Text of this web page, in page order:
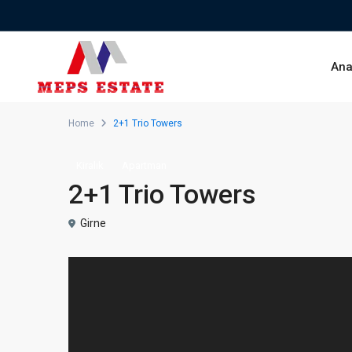
Home 2+1 Trio Towers
2+1 Trio Towers
Girne